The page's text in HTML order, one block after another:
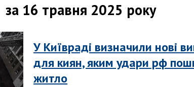
за 16 травня 2025 року
У Київраді визначили нові
для киян, яким удари рф
житло